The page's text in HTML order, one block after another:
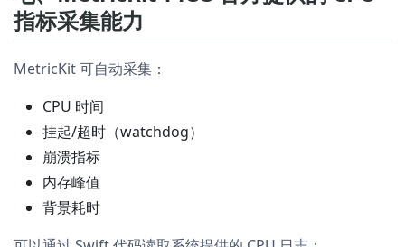
指标采集能力
MetricKit 可自动采集：
CPU 时间
挂起/超时（watchdog）
崩溃指标
内存峰值
背景耗时